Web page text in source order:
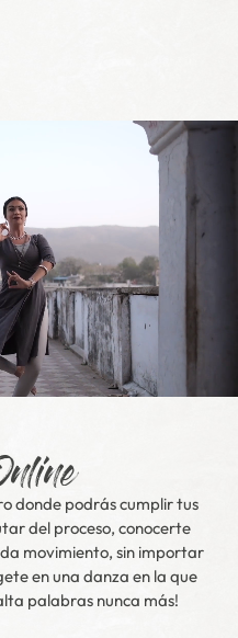
donde podrás cumplir tus
del proceso, conocerte
movimiento, sin importar
en una danza en la que
palabras nunca más!